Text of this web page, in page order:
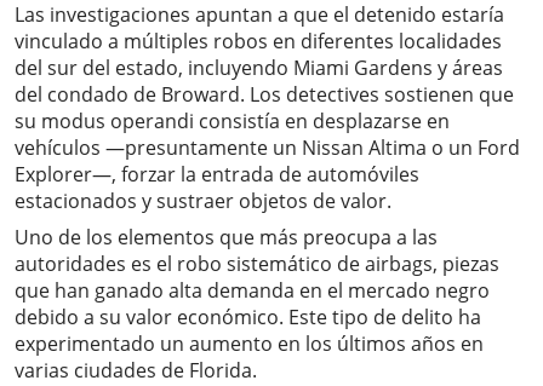
Las investigaciones apuntan a que el detenido estaría
vinculado a múltiples robos en diferentes localidades
del sur del estado, incluyendo Miami Gardens y áreas
del condado de Broward. Los detectives sostienen que
su modus operandi consistía en desplazarse en
vehículos —presuntamente un Nissan Altima o un Ford
Explorer—, forzar la entrada de automóviles
estacionados y sustraer objetos de valor.
Uno de los elementos que más preocupa a las
autoridades es el robo sistemático de airbags, piezas
que han ganado alta demanda en el mercado negro
debido a su valor económico. Este tipo de delito ha
experimentado un aumento en los últimos años en
varias ciudades de Florida.